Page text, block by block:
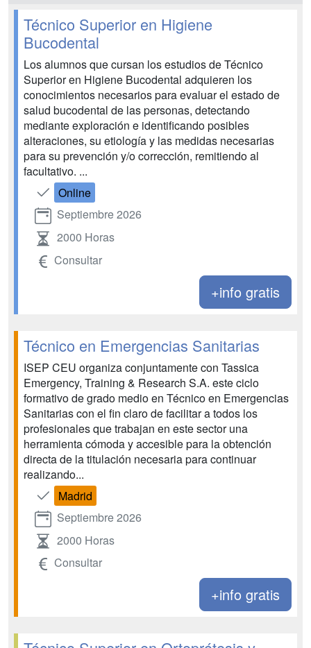
Técnico Superior en Higiene
Bucodental
Los alumnos que cursan los estudios de Técnico
Superior en Higiene Bucodental adquieren los
conocimientos necesarios para evaluar el estado de
salud bucodental de las personas, detectando
mediante exploración e identificando posibles
alteraciones, su etiología y las medidas necesarias
para su prevención y/o corrección, remitiendo al
facultativo. ...
Online
Septiembre 2026
2000 Horas
Consultar
+info gratis
Técnico en Emergencias Sanitarias
ISEP CEU organiza conjuntamente con Tassica
Emergency, Training & Research S.A. este ciclo
formativo de grado medio en Técnico en Emergencias
Sanitarias con el fin claro de facilitar a todos los
profesionales que trabajan en este sector una
herramienta cómoda y accesible para la obtención
directa de la titulación necesaria para continuar
realizando...
Madrid
Septiembre 2026
2000 Horas
Consultar
+info gratis